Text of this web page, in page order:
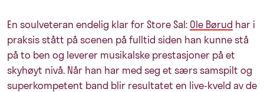
En soulveteran endelig klar for Store Sal: Ole Børud har i
praksis stått på scenen på fulltid siden han kunne stå
på to ben og leverer musikalske prestasjoner på et
skyhøyt nivå. Når han har med seg et særs samspilt og
superkompetent band blir resultatet en live-kveld av de